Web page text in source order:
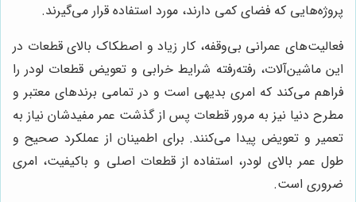
پروژه‌هایی که فضای کمی دارند، مورد استفاده قرار می‌گیرند.
فعالیت‌های عمرانی بی‌وقفه، کار زیاد و اصطکاک بالای قطعات در
این ماشین‌آلات، رفته‌رفته شرایط خرابی و تعویض قطعات لودر را
فراهم می‌کند که امری بدیهی است و در تمامی برندهای معتبر و
مطرح دنیا نیز به مرور قطعات پس از گذشت عمر مفیدشان نیاز به
تعمیر و تعویض پیدا می‌کنند. برای اطمینان از عملکرد صحیح و
طول عمر بالای لودر، استفاده از قطعات اصلی و باکیفیت، امری
ضروری است.